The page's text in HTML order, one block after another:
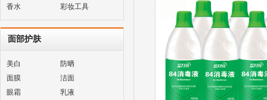
香水
彩妆工具
面部护肤
美白
防晒
面膜
洁面
眼霜
乳液